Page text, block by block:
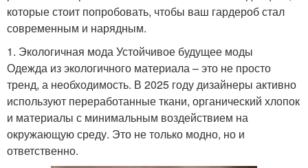
которые стоит попробовать, чтобы ваш гардероб стал
современным и нарядным.
1. Экологичная мода Устойчивое будущее моды
Одежда из экологичного материала – это не просто
тренд, а необходимость. В 2025 году дизайнеры активно
используют переработанные ткани, органический хлопок
и материалы с минимальным воздействием на
окружающую среду. Это не только модно, но и
ответственно.